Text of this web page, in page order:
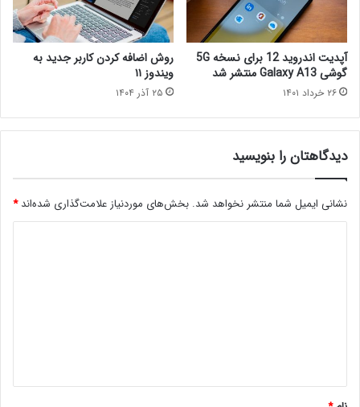
آپدیت اندروید 12 برای نسخه 5G
گوشی Galaxy A13 منتشر شد
۲۶ خرداد ۱۴۰۱
روش اضافه کردن کاربر جدید به
ویندوز ۱۱
۲۵ آذر ۱۴۰۴
دیدگاهتان را بنویسید
نشانی ایمیل شما منتشر نخواهد شد. بخش‌های موردنیاز علامت‌گذاری شده‌اند*